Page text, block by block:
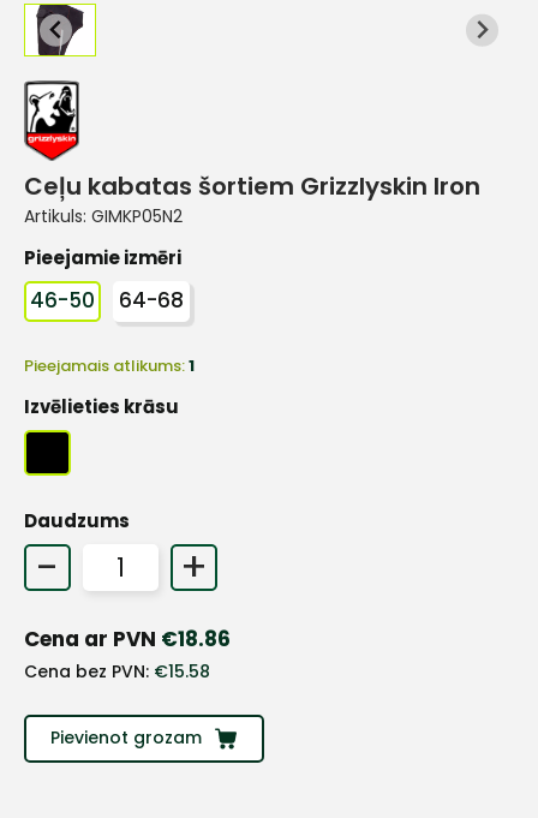
Ceļu kabatas šortiem Grizzlyskin Iron
Artikuls: GIMKP05N2
Pieejamie izmēri
46-50 64-68
Pieejamais atlikums:1
Izvēlieties krāsu
Daudzums
- +
Cena ar PVN €18.86
Cena bez PVN: €15.58
Pievienot grozam
+